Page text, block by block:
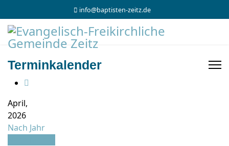
info@baptisten-zeitz.de
Terminkalender
April,
2026
Nach Jahr